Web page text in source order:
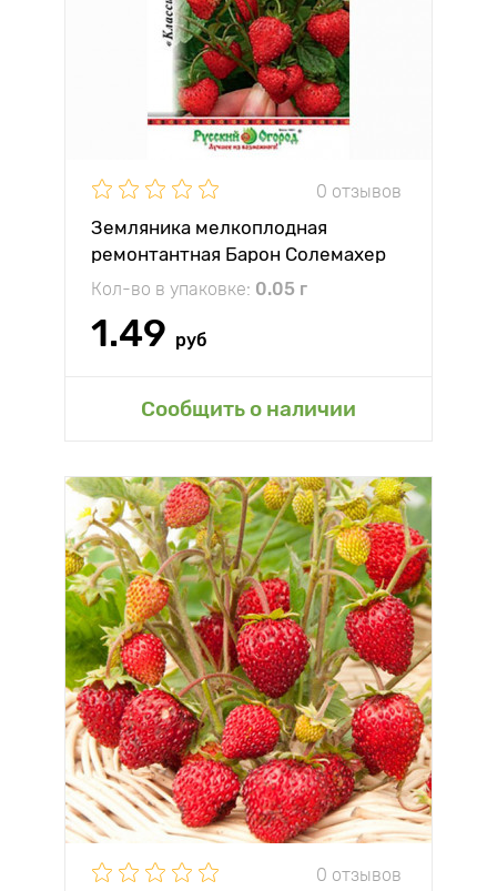
0 отзывов
Земляника мелкоплодная
ремонтантная Барон Солемахер
Русский огород НК
Кол-во в упаковке: 0.05 г
1.49 руб
Сообщить о наличии
0 отзывов